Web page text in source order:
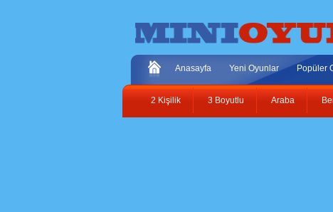
Anasayfa Yeni Oyunlar Popüler
2 Kişilik 3 Boyutlu Araba